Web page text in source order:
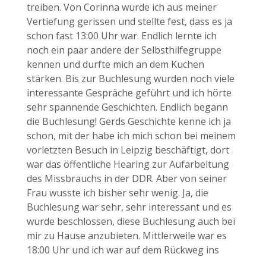
treiben. Von Corinna wurde ich aus meiner
Vertiefung gerissen und stellte fest, dass es ja
schon fast 13:00 Uhr war. Endlich lernte ich
noch ein paar andere der Selbsthilfegruppe
kennen und durfte mich an dem Kuchen
stärken. Bis zur Buchlesung wurden noch viele
interessante Gespräche geführt und ich hörte
sehr spannende Geschichten. Endlich begann
die Buchlesung! Gerds Geschichte kenne ich ja
schon, mit der habe ich mich schon bei meinem
vorletzten Besuch in Leipzig beschäftigt, dort
war das öffentliche Hearing zur Aufarbeitung
des Missbrauchs in der DDR. Aber von seiner
Frau wusste ich bisher sehr wenig. Ja, die
Buchlesung war sehr, sehr interessant und es
wurde beschlossen, diese Buchlesung auch bei
mir zu Hause anzubieten. Mittlerweile war es
18:00 Uhr und ich war auf dem Rückweg ins